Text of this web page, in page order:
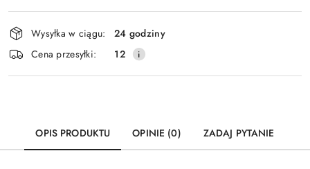
Wyślij
Dostępność
i
dostawa
Wysyłka w ciągu:
24 godziny
Cena przesyłki:
12
OPIS PRODUKTU OPINIE (0) ZADAJ PYTANIE